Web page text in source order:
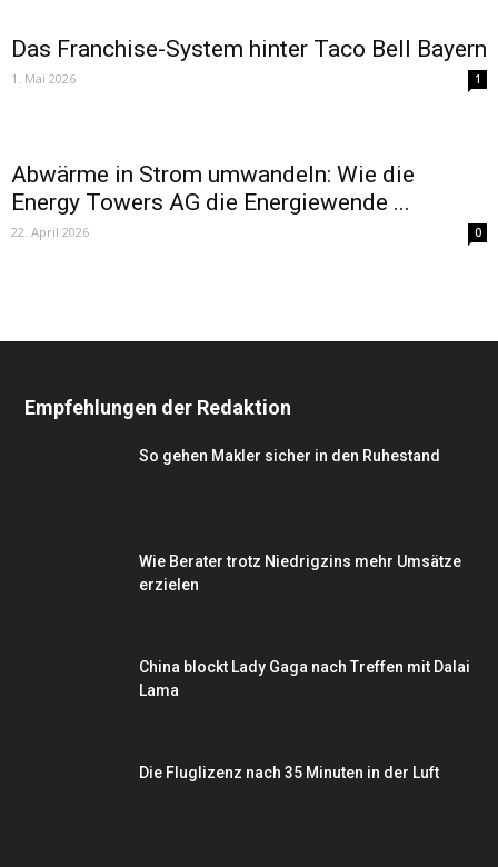
Das Franchise-System hinter Taco Bell Bayern
1. Mai 2026 1
Abwärme in Strom umwandeln: Wie die
Energy Towers AG die Energiewende ...
22. April 2026 0
Empfehlungen der Redaktion
So gehen Makler sicher in den Ruhestand
Wie Berater trotz Niedrigzins mehr Umsätze
erzielen
China blockt Lady Gaga nach Treffen mit Dalai
Lama
Die Fluglizenz nach 35 Minuten in der Luft